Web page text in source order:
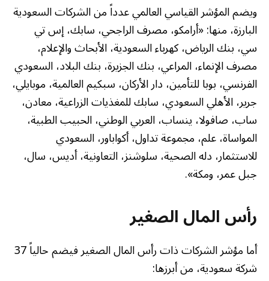
ويضم المؤشر القياسي العالمي عدداً من الشركات السعودية
البارزة، منها: «أرامكو، مصرف الراجحي، سابك، إس تي
سي، بنك الرياض، كهرباء السعودية، الأبحاث والإعلام،
مصرف الإنماء، المراعي، بنك الجزيرة، بنك البلاد، السعودي
الفرنسي، بوبا للتأمين، دار الأركان، سبكيم العالمية، موبايلي،
جرير، الأهلي السعودي، سابك للمغذيات الزراعية، معادن،
ساب، صافولا، ينساب، العربي الوطني، الحبيب الطبية،
المواساة، علم، مجموعة تداول، أكواباور، السعودي
للاستثمار، دله الصحية، سلوشنز، التعاونية، أديس، سال،
جبل عمر، ومكة».
رأس المال الصغير
أما مؤشر الشركات ذات رأس المال الصغير فيضم حالياً 37
شركة سعودية، من أبرزها: